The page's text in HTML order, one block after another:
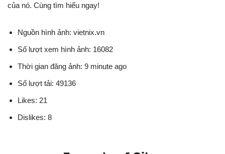
của nó. Cùng tìm hiểu ngay!
Nguồn hình ảnh: vietnix.vn
Số lượt xem hình ảnh: 16082
Thời gian đăng ảnh: 9 minute ago
Số lượt tải: 49136
Likes: 21
Dislikes: 8